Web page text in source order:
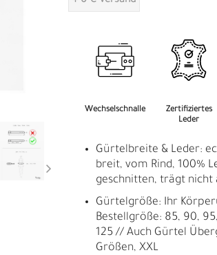
Wechselschnalle
Zertifiziertes
Leder
Gürtelbreite & Leder:
breit, vom Rind, 100%
geschnitten, trägt nicht
Gürtelgröße: Ihr
Bestellgröße: 85, 90,
125 // Auch Gürtel
Größen, XXL